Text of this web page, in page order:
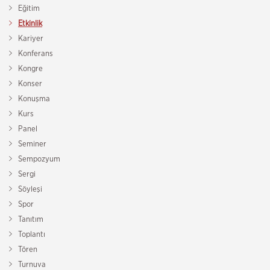
Eğitim
Etkinlik
Kariyer
Konferans
Kongre
Konser
Konuşma
Kurs
Panel
Seminer
Sempozyum
Sergi
Söyleşi
Spor
Tanıtım
Toplantı
Tören
Turnuva